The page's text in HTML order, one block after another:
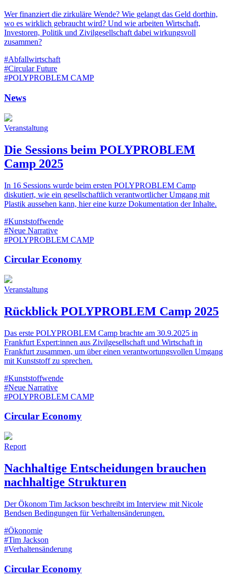
Wer finanziert die zirkuläre Wende? Wie gelangt das Geld dorthin,
wo es wirklich gebraucht wird? Und wie arbeiten Wirtschaft,
Investoren, Politik und Zivilgesellschaft dabei wirkungsvoll
zusammen?
#Abfallwirtschaft
#Circular Future
#POLYPROBLEM CAMP
News
Veranstaltung
Die Sessions beim POLYPROBLEM
Camp 2025
In 16 Sessions wurde beim ersten POLYPROBLEM Camp
diskutiert, wie ein gesellschaftlich verantwortlicher Umgang mit
Plastik aussehen kann, hier eine kurze Dokumentation der Inhalte.
#Kunststoffwende
#Neue Narrative
#POLYPROBLEM CAMP
Circular Economy
Veranstaltung
Rückblick POLYPROBLEM Camp 2025
Das erste POLYPROBLEM Camp brachte am 30.9.2025 in
Frankfurt Expert:innen aus Zivilgesellschaft und Wirtschaft in
Frankfurt zusammen, um über einen verantwortungsvollen Umgang
mit Kunststoff zu sprechen.
#Kunststoffwende
#Neue Narrative
#POLYPROBLEM CAMP
Circular Economy
Report
Nachhaltige Entscheidungen brauchen
nachhaltige Strukturen
Der Ökonom Tim Jackson beschreibt im Interview mit Nicole
Bendsen Bedingungen für Verhaltensänderungen.
#Ökonomie
#Tim Jackson
#Verhaltensänderung
Circular Economy